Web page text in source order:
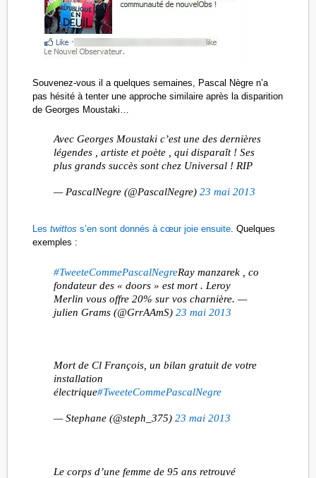
Souvenez-vous il a quelques semaines, Pascal Nègre n’a
pas hésité à tenter une approche similaire après la disparition
de Georges Moustaki…
Avec Georges Moustaki c’est une des dernières
légendes , artiste et poète , qui disparaît ! Ses
plus grands succès sont chez Universal ! RIP
— PascalNegre (@PascalNegre)23 mai 2013
Lestwittos s’en sont donnés à cœur joie ensuite. Quelques
exemples :
#TweeteCommePascalNegreRay manzarek , co
fondateur des « doors » est mort . Leroy
Merlin vous offre 20% sur vos charnière. —
julien Grams (@GrrAAmS)23 mai 2013
Mort de Cl François, un bilan gratuit de votre
installation
électrique#TweeteCommePascalNegre
— Stephane (@steph_375)23 mai 2013
Le corps d’une femme de 95 ans retrouvé